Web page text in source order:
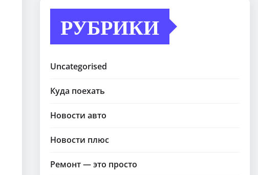
РУБРИКИ
Uncategorised
Куда поехать
Новости авто
Новости плюс
Ремонт — это просто